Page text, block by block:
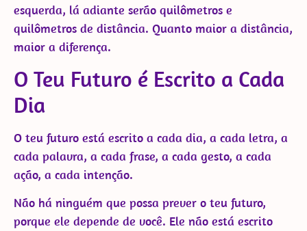
esquerda, lá adiante serão quilômetros e
quilômetros de distância. Quanto maior a distância,
maior a diferença.
O Teu Futuro é Escrito a Cada
Dia
O teu futuro está escrito a cada dia, a cada letra, a
cada palavra, a cada frase, a cada gesto, a cada
ação, a cada intenção.
Não há ninguém que possa prever o teu futuro,
porque ele depende de você. Ele não está escrito